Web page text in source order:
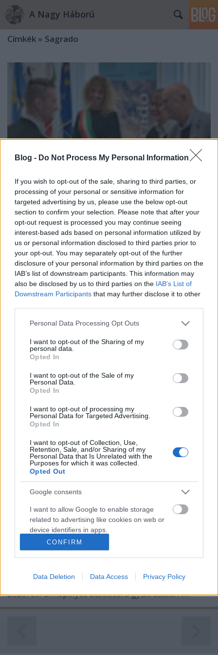
Blog - Do Not Process My Personal Information
If you wish to opt-out of the sale, sharing to third parties, or
processing of your personal or sensitive information for
targeted advertising by us, please use the below opt-out
section to confirm your selection. Please note that after your
opt-out request is processed you may continue seeing
interest-based ads based on personal information utilized by
us or personal information disclosed to third parties prior to
your opt-out. You may separately opt-out of the further
disclosure of your personal information by third parties on the
IAB’s list of downstream participants. This information may
also be disclosed by us to third parties on the IAB’s List of
Downstream Participants that may further disclose it to other
Please note that this website/app uses one or more Google
not limited to your visit or usage behaviour. You may click to
grant or deny consent to Google and its third-party tags to
use your data for below specified purposes in below Google
consent section.
Personal Data Processing Opt Outs
I want to opt-out of the Sharing of my
personal data.
Opted In
I want to opt-out of the Sale of my
Personal Data.
Opted In
I want to opt-out of processing my
Personal Data for Targeted Advertising.
Opted In
I want to opt-out of Collection, Use,
Retention, Sale, and/or Sharing of my
Personal Data that Is Unrelated with the
Purposes for which it was collected.
Opted Out
Google consents
I want to allow Google to enable storage
related to advertising like cookies on web or
device identifiers in apps.
I want to allow my user data to be sent to
Google for online advertising purposes.
I want to allow Google to send me
CONFIRM
Data Deletion Data Access Privacy Policy
A Nagy Háború
Címkék » Sagrado
Díjátadó ünnepség az Isonzónál
BartókBéla • 2024. október 24.
2024. október 18-án került sor rendkívüli ünnepi
közgyűlés keretében az olaszországi, Isonzó melletti
Sagrado városházáján a Nagy Háború Kutatásáért
Közhasznú Alapítvány (NHKA) közvetítésével 5.
alkalommal meghirdetett Roberto Visintin-ösztöndíj
átadására, amely a Marino Visintin és felesége,
Evelyn…
Roberto Visintin-ösztöndíj magyar
egyetemista részére negyedszer
PintérTamás•2023. szeptember 28.
2023. szeptember 24-én vasárnap délelőtt színültig
megtelt az olaszországi Isonzó folyó partján fekvő
Sagrado település polgármesteri hivatalának a
tanácsterme. A szépszámú olasz és magyar
érdeklődő a Roberto Visintin nevét viselő ösztöndíj
2023. évi ünnepélyes átadására gyűlt össze. A…